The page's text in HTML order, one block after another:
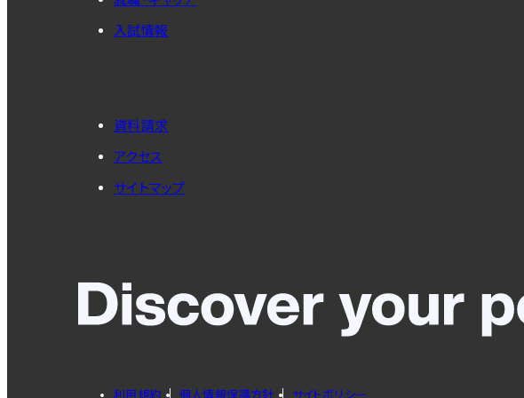
入試情報
資料請求
アクセス
サイトマップ
利用規約 個人情報保護方針 サイトポリシー